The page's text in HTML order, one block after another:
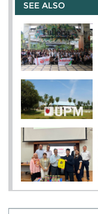
o
o
k
r
I
SEE ALSO